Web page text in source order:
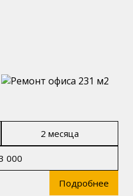
2 месяца
000
Подробнее